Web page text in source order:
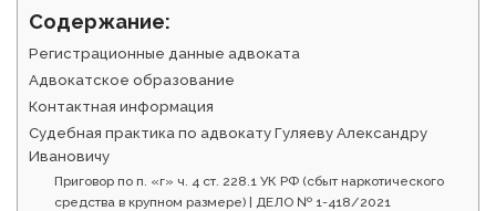
Содержание:
Регистрационные данные адвоката
Адвокатское образование
Контактная информация
Судебная практика по адвокату Гуляеву Александру
Ивановичу
Приговор по п. «г» ч. 4 ст. 228.1 УК РФ (сбыт наркотического
средства в крупном размере) | ДЕЛО № 1-418/2021